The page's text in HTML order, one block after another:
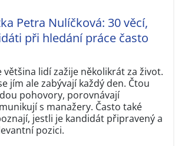
Petra Nulíčková: 30 věcí,
při hledání práce často
většina lidí zažije několikrát za život.
jím ale zabývají každý den. Čtou
pohovory, porovnávají
s manažery. Často také
jestli je kandidát připravený a
pozici.